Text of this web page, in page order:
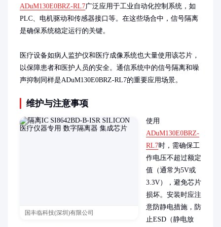
ADuM130E0BRZ-RL7广泛应用于工业自动化控制系统，如
PLC、电机驱动和传感器接口等。在这些场合中，信号隔离
是确保系统稳定运行的关键。
医疗设备如病人监护仪和医疗成像系统也大量使用该芯片，
以保障患者和医护人员的安全。通信系统中的信号隔离和噪
声抑制同样是ADuM130E0BRZ-RL7的重要应用场景。
维护与注意事项
国丰临科技(深圳)有限公司
使用
ADuM130E0BRZ-
RL7时，需确保工
作电压不超过额定
值（通常为5V或
3.3V），避免芯片
损坏。安装时应注
意防静电措施，防
止ESD（静电放